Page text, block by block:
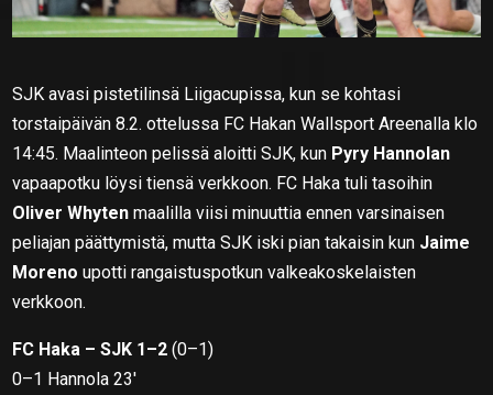
SJK avasi pistetilinsä Liigacupissa, kun se kohtasi
torstaipäivän 8.2. ottelussa FC Hakan Wallsport Areenalla klo
14:45. Maalinteon pelissä aloitti SJK, kun Pyry Hannolan
vapaapotku löysi tiensä verkkoon. FC Haka tuli tasoihin
Oliver Whyten maalilla viisi minuuttia ennen varsinaisen
peliajan päättymistä, mutta SJK iski pian takaisin kun Jaime
Moreno upotti rangaistuspotkun valkeakoskelaisten
verkkoon.
FC Haka – SJK 1–2 (0–1)
0–1 Hannola 23′